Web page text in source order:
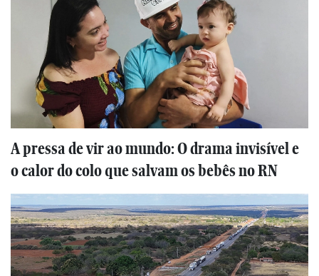
A pressa de vir ao mundo: O drama invisível e
o calor do colo que salvam os bebês no RN